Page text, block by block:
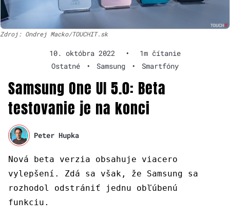
Zdroj: Ondrej Macko/TOUCHIT.sk
10. októbra 2022 •
1m čítanie
Ostatné
• Samsung • Smartfóny
Samsung One UI 5.0: Beta
testovanie je na konci
Peter Hupka
Nová beta verzia obsahuje viacero
vylepšení. Zdá sa však, že Samsung sa
rozhodol odstrániť jednu obľúbenú
funkciu.